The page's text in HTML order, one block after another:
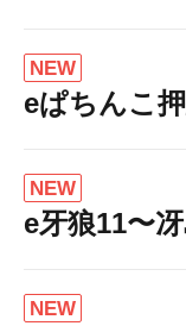
NEW
eぱちんこ
NEW
e牙狼11〜
NEW